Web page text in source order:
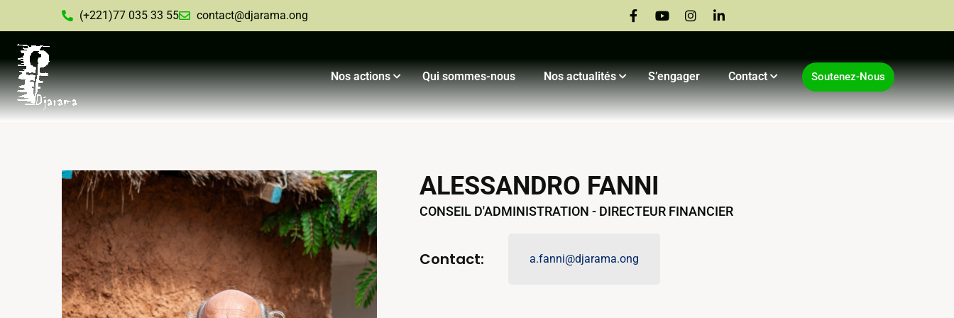
(+221)77 035 33 55 contact@djarama.ong
Nos actions
Compagnie Yaak’Art
Saison Culturelle
Qui sommes-nous Nos actualités S’engager Contact Soutenez-Nous
ALESSANDRO FANNI
CONSEIL D'ADMINISTRATION - DIRECTEUR FINANCIER
Contact: a.fanni@djarama.ong